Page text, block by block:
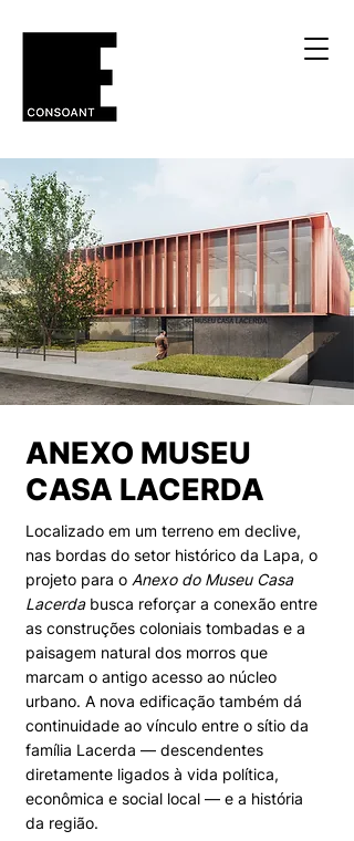
ANEXO MUSEU
CASA LACERDA
Localizado em um terreno em declive,
nas bordas do setor histórico da Lapa, o
projeto para o Anexo do Museu Casa
Lacerdabusca reforçar a conexão entre
as construções coloniais tombadas e a
paisagem natural dos morros que
marcam o antigo acesso ao núcleo
urbano. A nova edificação também dá
continuidade ao vínculo entre o sítio da
família Lacerda — descendentes
diretamente ligados à vida política,
econômica e social local — e a história
da região.